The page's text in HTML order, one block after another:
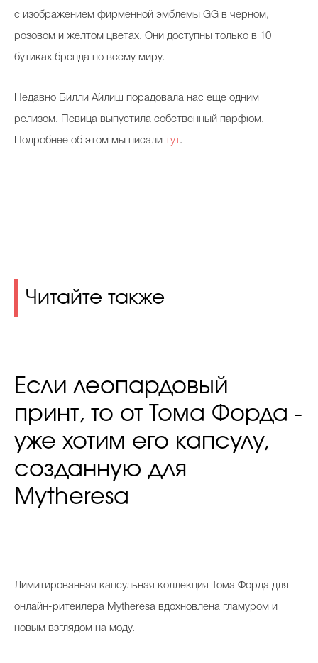
с изображением фирменной эмблемы GG в черном,
розовом и желтом цветах. Они доступны только в 10
бутиках бренда по всему миру.
Недавно Билли Айлиш порадовала нас еще одним
релизом. Певица выпустила собственный парфюм.
Подробнее об этом мы писали тут.
Читайте также
Если леопардовый
принт, то от Тома Форда -
уже хотим его капсулу,
созданную для
Mytheresa
Лимитированная капсульная коллекция Тома Форда для
онлайн-ритейлера Mytheresa вдохновлена гламуром и
новым взглядом на моду.